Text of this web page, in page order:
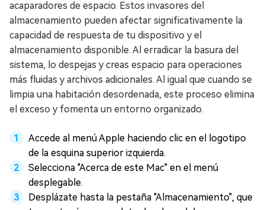
acaparadores de espacio. Estos invasores del
almacenamiento pueden afectar significativamente la
capacidad de respuesta de tu dispositivo y el
almacenamiento disponible. Al erradicar la basura del
sistema, lo despejas y creas espacio para operaciones
más fluidas y archivos adicionales. Al igual que cuando se
limpia una habitación desordenada, este proceso elimina
el exceso y fomenta un entorno organizado.
Accede al menú Apple haciendo clic en el logotipo
de la esquina superior izquierda.
Selecciona "Acerca de este Mac" en el menú
desplegable.
Desplázate hasta la pestaña "Almacenamiento", que